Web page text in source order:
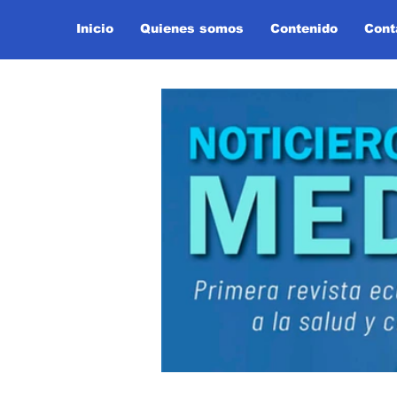
Inicio Quienes somos Contenido